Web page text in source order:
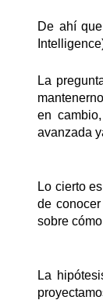
De ahí
La
en
avanzada
Lo cierto
de
sobre
La